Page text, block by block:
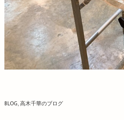
BLOG 高木千華のブログ